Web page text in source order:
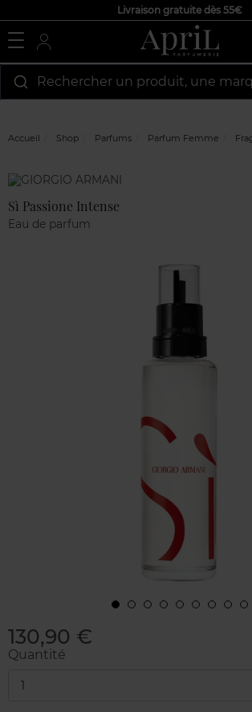
Livraison gratuite dès 55€
Rechercher un produit, une
Accueil Shop Parfums Parfum Femme
Marque
Sì Passione Intense
Eau de parfum
130,90 €
Quantité
1